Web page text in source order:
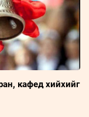
кафед хийхийг